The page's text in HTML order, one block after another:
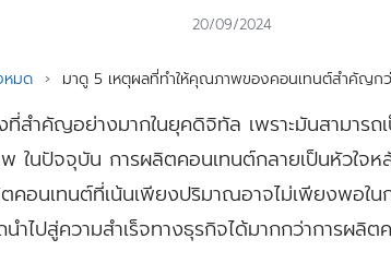
20/09/2024
หมด › มาดู 5 เหตุผลที่ทำให้คุณภาพของคอนเทนต์สำคัญก
ำคัญอย่างมากในยุคดิจิทัล เพราะมันสามารถ
ในปัจจุบัน การผลิตคอนเทนต์กลายเป็นหัวใจ
คอนเทนต์ที่เน้นเพียงปริมาณอาจไม่เพียงพอใน
ไปสู่ความสำเร็จทางธุรกิจได้มากกว่าการผลิ